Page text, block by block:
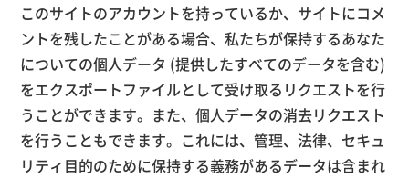
このサイトのアカウントを持っているか、サイトにコメ
ントを残したことがある場合、私たちが保持するあなた
についての個人データ (提供したすべてのデータを含む)
をエクスポートファイルとして受け取るリクエストを行
うことができます。また、個人データの消去リクエスト
を行うこともできます。これには、管理、法律、セキュ
リティ目的のために保持する義務があるデータは含まれ